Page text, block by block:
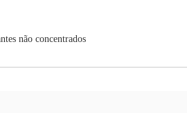
não concentrados